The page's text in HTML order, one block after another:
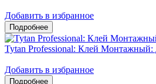
Добавить в избранное
Tytan Professional: Клей Монтажный:
Добавить в избранное